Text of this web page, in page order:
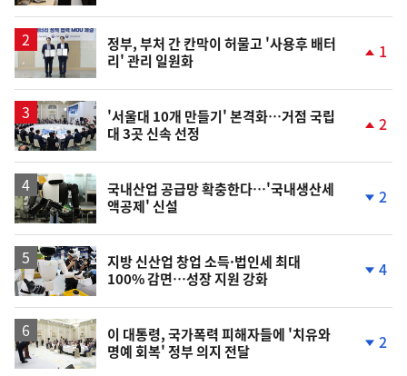
정부, 부처 간 칸막이 허물고 '사용후 배터
리' 관리 일원화
상
1
'서울대 10개 만들기' 본격화…거점 국립
대 3곳 신속 선정
상
2
국내산업 공급망 확충한다…'국내생산세
액공제' 신설
하
2
지방 신산업 창업 소득·법인세 최대
100% 감면…성장 지원 강화
하
4
이 대통령, 국가폭력 피해자들에 '치유와
명예 회복' 정부 의지 전달
2